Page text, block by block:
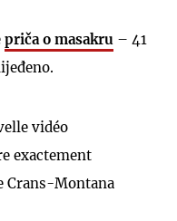
priča o masakru – 41
vidéo
exactement
Crans-Montana